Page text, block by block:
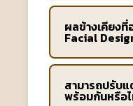
ผลข้างเคียงที่
Facial
สามารถปรับ
พร้อมกันหรือ